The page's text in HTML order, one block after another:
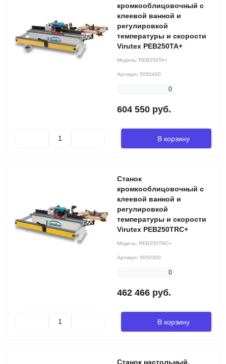
кромкооблицовочный с
клеевой ванной и
регулировкой
температуры и скорости
Virutex PEB250TA+
Модель: PEB250TA+
Артикул: 5050400
0
604 550 руб.
В корзину
Станок
кромкооблицовочный с
клеевой ванной и
регулировкой
температуры и скорости
Virutex PEB250TRC+
Модель: PEB250TRC+
Артикул: 5050300
0
462 466 руб.
В корзину
Станок настольный,